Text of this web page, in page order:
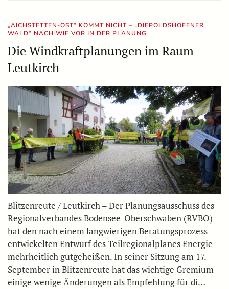
„AICHSTETTEN-OST“ KOMMT NICHT – „DIEPOLDSHOFENER
WALD“ NACH WIE VOR IN DER PLANUNG
Die Windkraftplanungen im Raum
Leutkirch
Blitzenreute / Leutkirch – Der Planungsausschuss des
Regionalverbandes Bodensee-Oberschwaben (RVBO)
hat den nach einem langwierigen Beratungsprozess
entwickelten Entwurf des Teilregionalplanes Energie
mehrheitlich gutgeheißen. In seiner Sitzung am 17.
September in Blitzenreute hat das wichtige Gremium
einige wenige Änderungen als Empfehlung für di…